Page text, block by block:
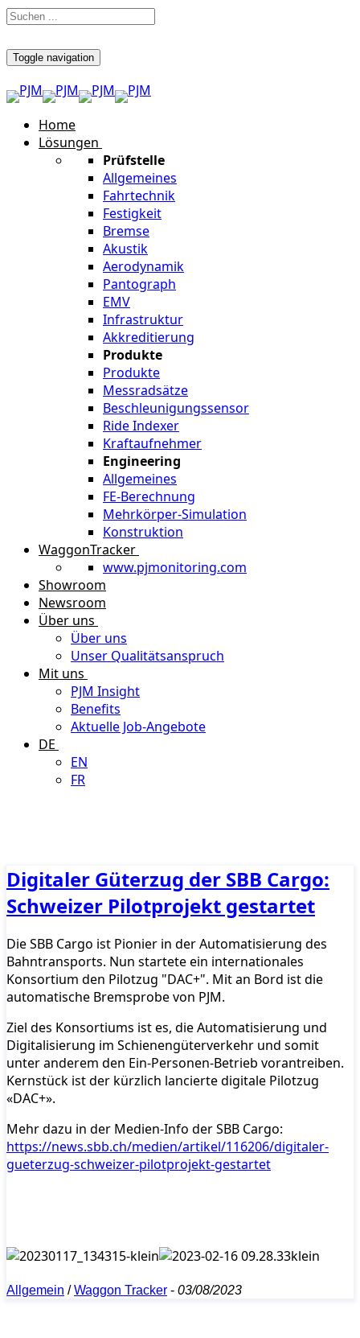
Toggle navigation
Home
Lösungen
Prüfstelle
Allgemeines
Fahrtechnik
Festigkeit
Bremse
Akustik
Aerodynamik
Pantograph
EMV
Infrastruktur
Akkreditierung
Produkte
Produkte
Messradsätze
Beschleunigungssensor
Ride Indexer
Kraftaufnehmer
Engineering
Allgemeines
FE-Berechnung
Mehrkörper-Simulation
Konstruktion
WaggonTracker
www.pjmonitoring.com
Showroom
Newsroom
Über uns
Über uns
Unser Qualitätsanspruch
Mit uns
PJM Insight
Benefits
Aktuelle Job-Angebote
DE
EN
FR
Digitaler Güterzug der SBB Cargo:
Schweizer Pilotprojekt gestartet
Die SBB Cargo ist Pionier in der Automatisierung des
Bahntransports. Nun startete ein internationales
Konsortium den Pilotzug "DAC+". Mit an Bord ist die
automatische Bremsprobe von PJM.
Ziel des Konsortiums ist es, die Automatisierung und
Digitalisierung im Schienengüterverkehr und somit
unter anderem den Ein-Personen-Betrieb vorantreiben.
Kernstück ist der kürzlich lancierte digitale Pilotzug
«DAC+».
Mehr dazu in der Medien-Info der SBB Cargo:
https://news.sbb.ch/medien/artikel/116206/digitaler-
gueterzug-schweizer-pilotprojekt-gestartet
Allgemein /Waggon Tracker - 03/08/2023